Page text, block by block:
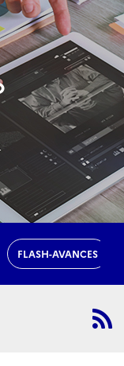
FLASH-AVANCES